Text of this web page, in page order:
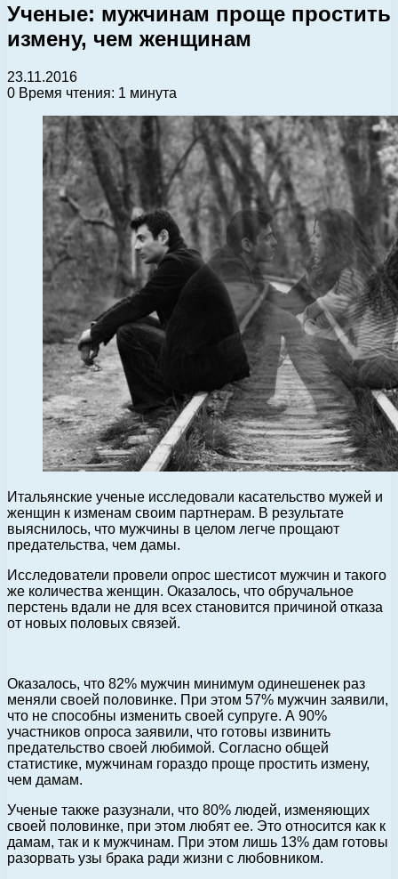
Ученые: мужчинам проще простить
измену, чем женщинам
23.11.2016
0 Время чтения: 1 минута
Итальянские ученые исследовали касательство мужей и
женщин к изменам своим партнерам. В результате
выяснилось, что мужчины в целом легче прощают
предательства, чем дамы.
Исследователи провели опрос шестисот мужчин и такого
же количества женщин. Оказалось, что обручальное
перстень вдали не для всех становится причиной отказа
от новых половых связей.
Оказалось, что 82% мужчин минимум одинешенек раз
меняли своей половинке. При этом 57% мужчин заявили,
что не способны изменить своей супруге. А 90%
участников опроса заявили, что готовы извинить
предательство своей любимой. Согласно общей
статистике, мужчинам гораздо проще простить измену,
чем дамам.
Ученые также разузнали, что 80% людей, изменяющих
своей половинке, при этом любят ее. Это относится как к
дамам, так и к мужчинам. При этом лишь 13% дам готовы
разорвать узы брака ради жизни с любовником.